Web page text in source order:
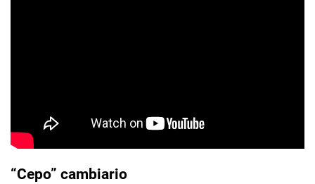
“Cepo” cambiario